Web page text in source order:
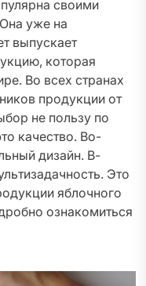
своими
уже на
выпускает
которая
Во всех странах
продукции от
не пользу по
качество. Во-
дизайн. В-
Это
яблочного
ознакомиться